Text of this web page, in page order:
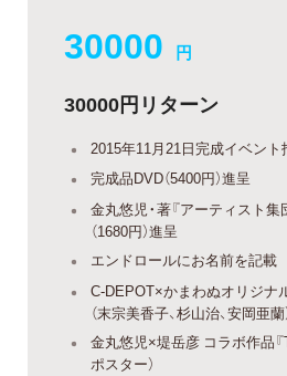
30000 円
30000円リターン
2015年11月21日完成イベント
完成品DVD（5400円）進呈
金丸悠児・著『アーティスト集
（1680円）進呈
エンドロールにお名前を記載
C-DEPOT×かまわぬオリジナ
（末宗美香子、杉山治、安岡亜蘭
金丸悠児×堤岳彦 コラボ作品『
ポスター）